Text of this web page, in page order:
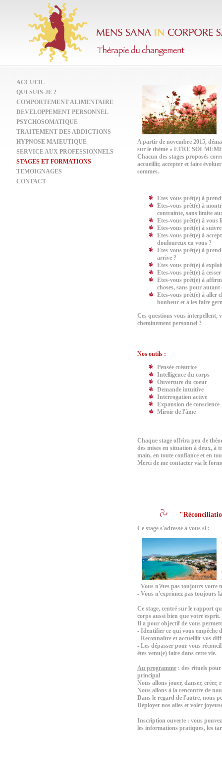
ACCUEIL
QUI SUIS-JE ?
COMPORTEMENT ALIMENTAIRE
DEVELOPPEMENT PERSONNEL
PSYCHOSOMATIQUE
TRAITEMENT DES ADDICTIONS
HYPNOSE MAIEUTIQUE
SERVICE AUX PROFESSIONNELS
STAGES ET FORMATIONS
TEMOIGNAGES
CONTACT
A partir de novembre 2015,
sur le thème « ETRE SOI-
Chacun des stages proposés
accueillir, accepter et faire
sommes.
Etes-vous prêt(e) à
Etes-vous prêt(e) à
contrainte, sans limite
Etes-vous prêt(e) à vous
Etes-vous prêt(e) à
Etes-vous prêt(e) à
douloureux en vous ?
Etes-vous prêt(e) à
arrive ?
Etes-vous prêt(e) à
Etes-vous prêt(e) à
Etes-vous prêt(e) à
choses, sans pour
Etes-vous prêt(e) à aller
bonheur et à les faire
Ces questions vous interpellent,
cheminement personnel ?
Nos outils :
Pensée créatrice
Intelligence du corps
Ouverture du coeur
Demande intuitive
Interrogation active
Expansion de conscience
Miroir de l'âme
Chaque stage offrira peu de
des mises en situation à deux, à
main, en toute confiance et en
Merci de me contacter via le
Ce stage s'adresse à vous si :
- Vous n'êtes pas toujours votre
- Vous n'exprimez pas toujours
Ce stage, centré sur le rapport
corps aussi bien que votre esprit.
Il a pour objectif de vous
- Identifier ce qui vous empêche
- Reconnaître et accueillir vos
- Les dépasser pour vous
êtes venu(e) faire dans cette vie.
Au programme : des rituels
principal
Nous allons jouer, danser, créer,
Nous allons à la rencontre de
Dans le regard de l'autre, nous
Déployer nos ailes et voler
Inscription ouverte : vous
les informations pratiques, les